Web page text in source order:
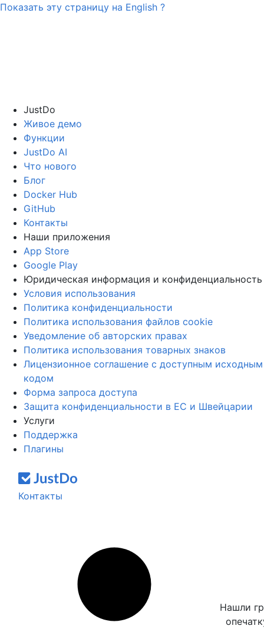
Показать эту страницу на English ?
JustDo
Живое демо
Функции
JustDo AI
Что нового
Блог
Docker Hub
GitHub
Контакты
Наши приложения
App Store
Google Play
Юридическая информация и конфиденциальность
Условия использования
Политика конфиденциальности
Политика использования файлов cookie
Уведомление об авторских правах
Политика использования товарных знаков
Лицензионное соглашение с доступным исходным
кодом
Форма запроса доступа
Защита конфиденциальности в ЕС и Швейцарии
Услуги
Поддержка
Плагины
Контакты
Нашли